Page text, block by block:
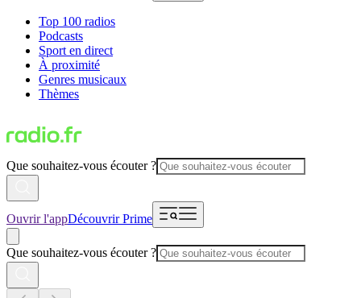
Top 100 radios
Podcasts
Sport en direct
À proximité
Genres musicaux
Thèmes
Que souhaitez-vous écouter ?
Ouvrir l'appDécouvrir Prime
Que souhaitez-vous écouter ?